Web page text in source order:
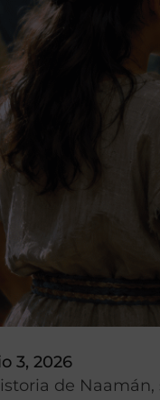
3, 2026
de